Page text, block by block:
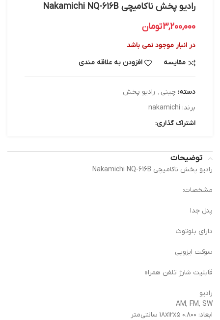
رادیو پخش ناکامیچی Nakamichi NQ-616B
3,200,000تومان
در انبار موجود نمی باشد
مقایسه
افزودن به علاقه مندی
دسته: چینی , رادیو پخش
برند: nakamichi
اشتراک گذاری:
توضیحات
رادیو پخش ناکامیچی Nakamichi NQ-616B
مشخصات:
پنل جدا
دارای بلوتوث
سوکت ایزویی
قابلیت شارژ تلفن همراه
رادیو
AM, FM, SW
ابعاد: ۱۸x۱۲x۵ ۰.۸۰۰ سانتی‌متر